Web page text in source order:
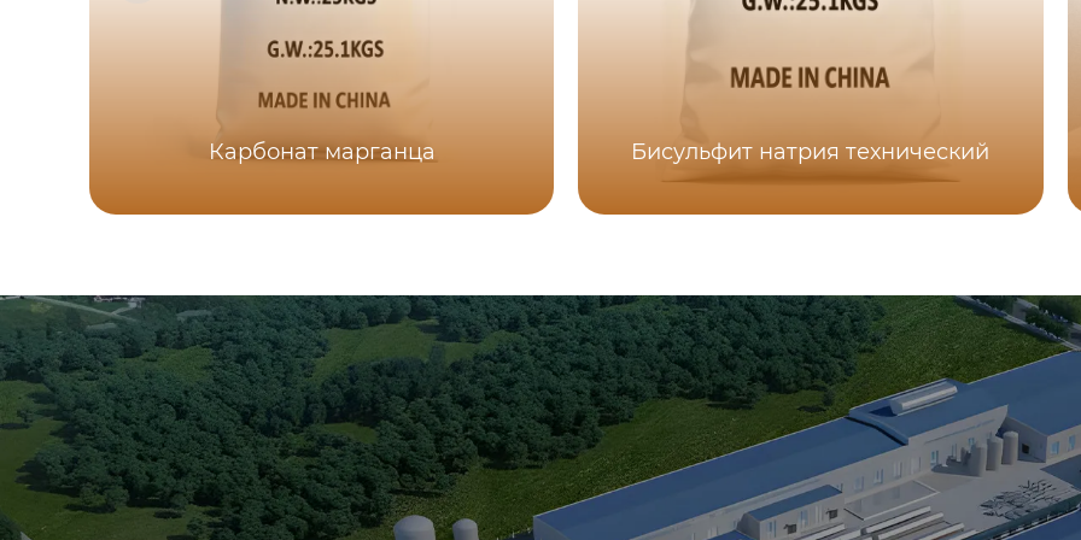
Карбонат марганца Бисульфит натрия технический